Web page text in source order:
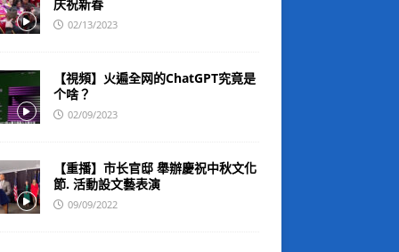
庆祝新春
02/13/2023
【視頻】火遍全网的ChatGPT究竟是
个啥？
02/09/2023
【重播】市长官邸 舉辦慶祝中秋文化
節. 活動設文藝表演
09/09/2022